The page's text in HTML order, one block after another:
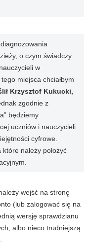
o czym świadczy
w
miejsca chciałbym
Krzysztof Kukucki,
zgodnie z
będziemy
uczniów i nauczycieli
cyfrowe.
należy położyć
wejść na stronę
(lub zalogować się na
wersję sprawdzianu
albo nieco trudniejszą